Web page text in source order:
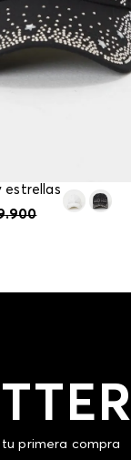
estrellas
.900
tu primera compra